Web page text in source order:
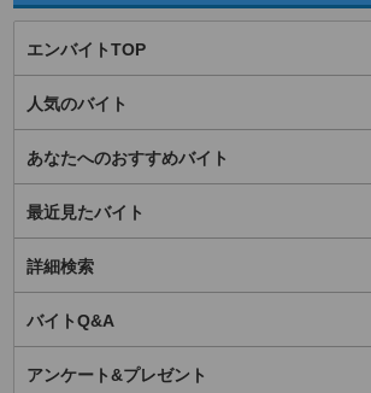
エンバイトTOP
人気のバイト
あなたへのおすすめバイト
最近見たバイト
詳細検索
バイトQ&A
アンケート&プレゼント